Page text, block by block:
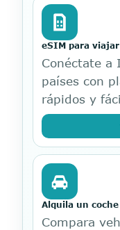
eSIM para viajar
Conéctate a
países con
rápidos y
Alquila un
Compara